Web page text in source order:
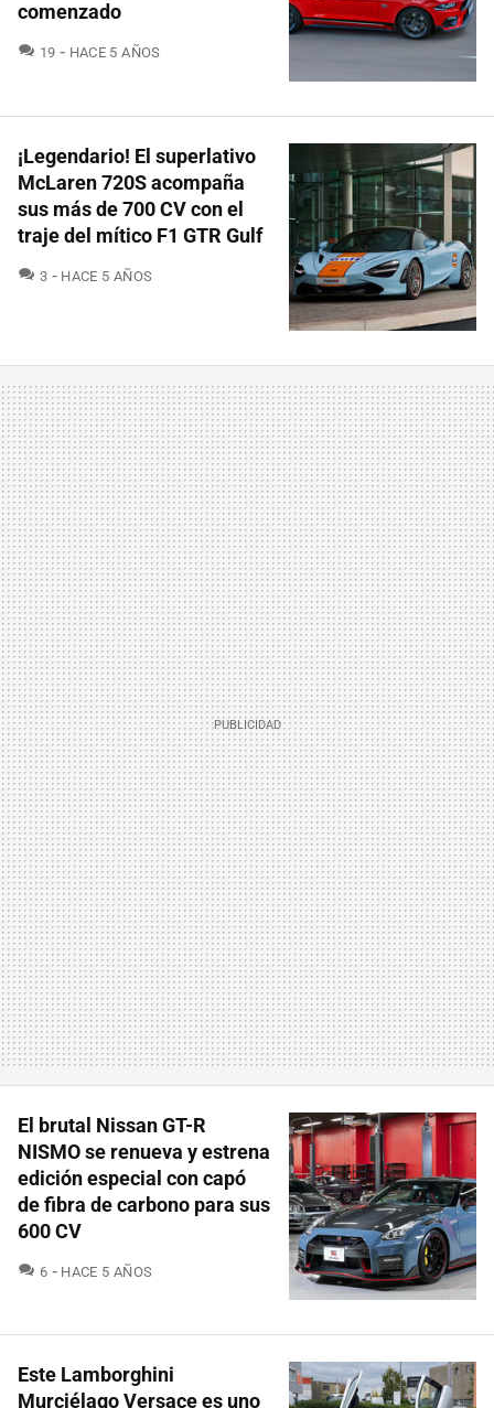
comenzado
19 COMENTARIOS
HACE 5 AÑOS
¡Legendario! El superlativo
McLaren 720S acompaña
sus más de 700 CV con el
traje del mítico F1 GTR Gulf
3 COMENTARIOS
HACE 5 AÑOS
El brutal Nissan GT-R
NISMO se renueva y estrena
edición especial con capó
de fibra de carbono para sus
600 CV
6 COMENTARIOS
HACE 5 AÑOS
Este Lamborghini
Murciélago Versace es uno